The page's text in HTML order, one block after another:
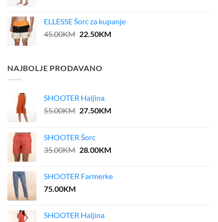
45.00KM.36.00KM.
ELLESSE Šorc za kupanje
45.00KM Original
45.00KM.
22.50KMCurrent
NAJBOLJE PRODAVANO
SHOOTER Haljina
55.00KM Original
55.00KM.
27.50KMCurrent
SHOOTER Šorc
35.00KM Original
35.00KM.
28.00KMCurrent
28.00KM.
SHOOTER Farmerke
75.00KM
SHOOTER Haljina